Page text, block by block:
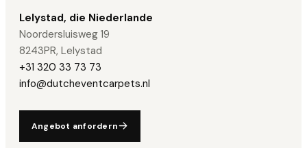
Lelystad, die Niederlande
Noordersluisweg 19
8243PR, Lelystad
+31 320 33 73 73
info@dutcheventcarpets.nl
Angebot anfordern